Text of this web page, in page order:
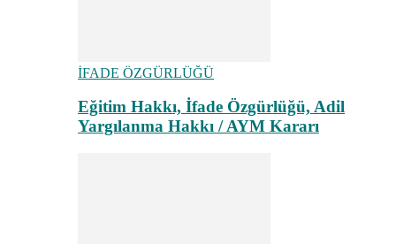
İFADE ÖZGÜRLÜĞÜ
Eğitim Hakkı, İfade Özgürlüğü, Adil
Yargılanma Hakkı / AYM Kararı